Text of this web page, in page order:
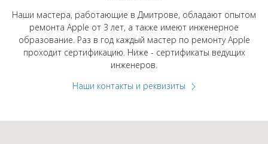
Наши мастера, работающие в Дмитрове, обладают опытом
ремонта Apple от 3 лет, а также имеют инженерное
образование. Раз в год каждый мастер по ремонту Apple
проходит сертификацию. Ниже - сертификаты ведущих
инженеров.
Наши контакты и реквизиты